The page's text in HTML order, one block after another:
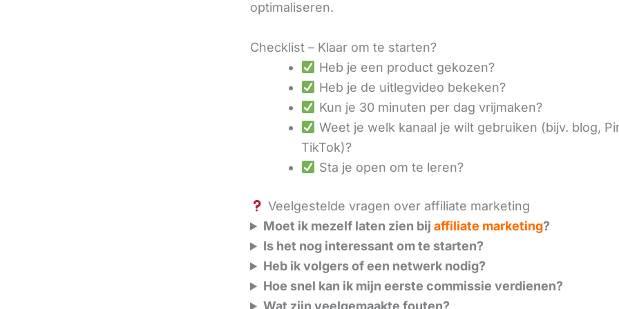
optimaliseren.
Checklist – Klaar om te starten?
Heb je een product gekozen?
Heb je de uitlegvideo bekeken?
Kun je 30 minuten per dag vrijmaken?
Weet je welk kanaal je wilt gebruiken (bijv. blog,
TikTok)?
Sta je open om te leren?
Veelgestelde vragen over affiliate marketing
Moet ik mezelf laten zien bijaffiliate marketing?
Is het nog interessant om te starten?
Heb ik volgers of een netwerk nodig?
Hoe snel kan ik mijn eerste commissie verdienen?
Wat zijn veelgemaakte fouten?